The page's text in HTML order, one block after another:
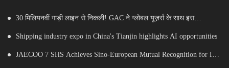
30 मिलियनवीं गाड़ी लाइन से निकली! GAC ने ग्लोबल यूज़र्स के साथ इस
माइलस्टोन का जश्न मनाया
Shipping industry expo in China's Tianjin highlights AI opportunities
JAECOO 7 SHS Achieves Sino-European Mutual Recognition for Its